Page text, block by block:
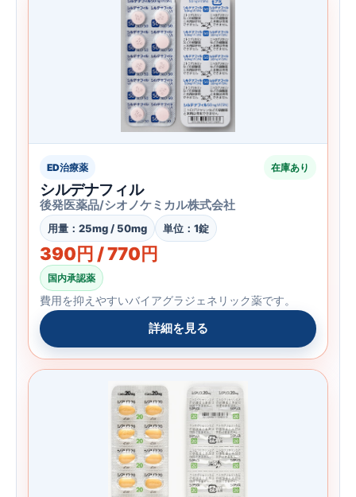
ED治療薬 在庫あり
シルデナフィル
後発医薬品/シオノケミカル株式会社
用量：25mg / 50mg 単位：1錠
390円 / 770円
国内承認薬
費用を抑えやすいバイアグラジェネリック薬です。
詳細を見る